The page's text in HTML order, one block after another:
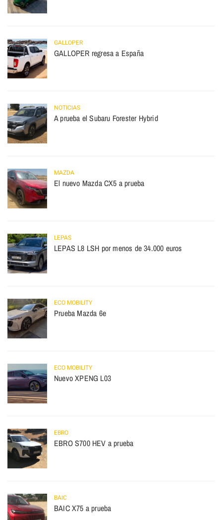
GALLOPER
GALLOPER regresa a España
NOTICIAS
A prueba el Subaru Forester Hybrid
MAZDA
El nuevo Mazda CX5 a prueba
LEPAS
LEPAS L8 LSH por menos de 34.000 euros
ECO MOBILITY
Prueba Mazda 6e
ECO MOBILITY
Nuevo XPENG L03
EBRO
EBRO S700 HEV a prueba
BAIC
BAIC X75 a prueba